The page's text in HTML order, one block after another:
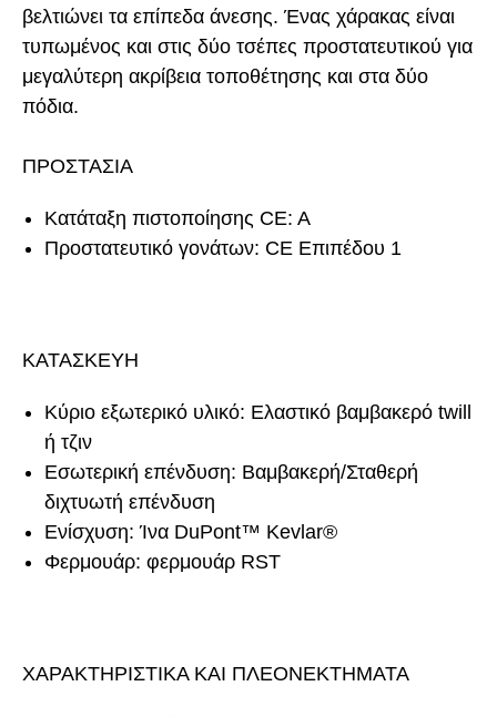
βελτιώνει τα επίπεδα άνεσης. Ένας χάρακας είναι
τυπωμένος και στις δύο τσέπες προστατευτικού για
μεγαλύτερη ακρίβεια τοποθέτησης και στα δύο
πόδια.
ΠΡΟΣΤΑΣΙΑ
Κατάταξη πιστοποίησης CE: A
Προστατευτικό γονάτων: CE Επιπέδου 1
ΚΑΤΑΣΚΕΥΗ
Κύριο εξωτερικό υλικό: Ελαστικό βαμβακερό twill
ή τζιν
Εσωτερική επένδυση: Βαμβακερή/Σταθερή
διχτυωτή επένδυση
Ενίσχυση: Ίνα DuPont™ Kevlar®
Φερμουάρ: φερμουάρ RST
ΧΑΡΑΚΤΗΡΙΣΤΙΚΑ ΚΑΙ ΠΛΕΟΝΕΚΤΗΜΑΤΑ